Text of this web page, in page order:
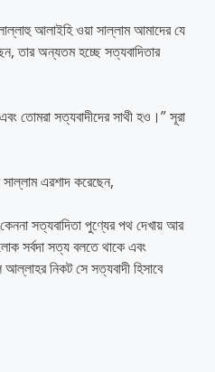
আলাইহি ওয়া সাল্লাম আমাদের যে
তার অন্যতম হচ্ছে সত্যবাদিতার
তোমরা সত্যবাদীদের সাথী হও।” সূরা
এরশাদ করেছেন,
সত্যবাদিতা পুণ্যের পথ দেখায় আর
সর্বদা সত্য বলতে থাকে এবং
নিকট সে সত্যবাদী হিসাবে